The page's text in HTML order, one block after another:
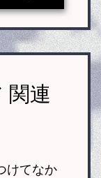
関連
けてなか